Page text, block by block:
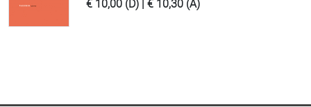
€ 10,00 (D) | € 10,30 (A)